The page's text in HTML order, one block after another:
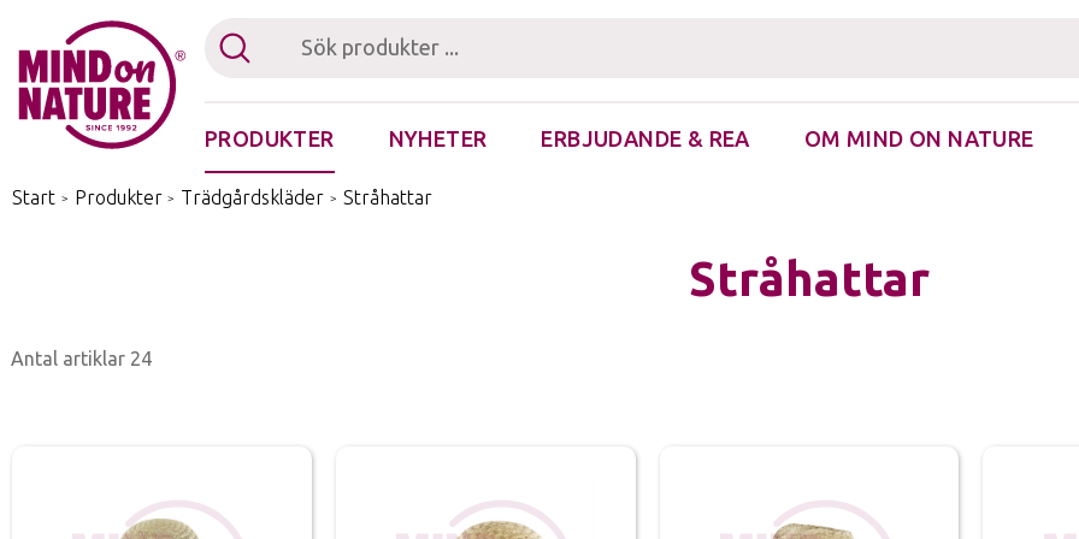
PRODUKTER NYHETER ERBJUDANDE & REA OM MIND ON NATURE
Start / Produkter / Trädgårdskläder / Stråhattar
Stråhattar
Antal artiklar 24